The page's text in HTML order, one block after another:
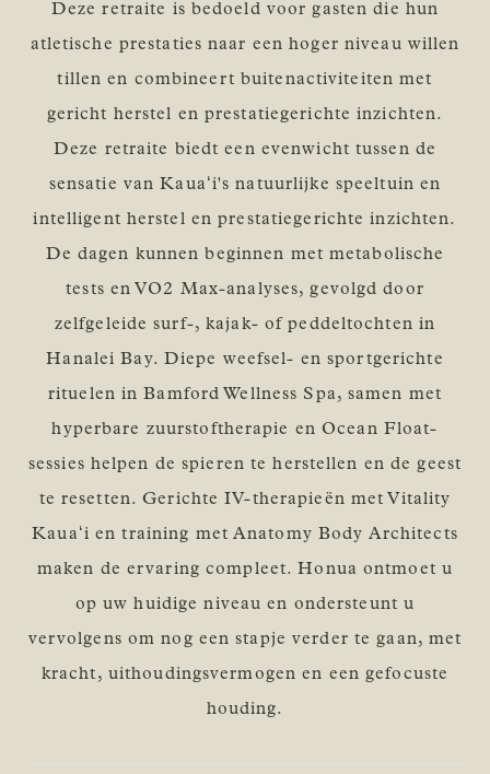
Deze retraite is bedoeld voor gasten die hun
atletische prestaties naar een hoger niveau willen
tillen en combineert buitenactiviteiten met
gericht herstel en prestatiegerichte inzichten.
Deze retraite biedt een evenwicht tussen de
sensatie van Kauaʻi's natuurlijke speeltuin en
intelligent herstel en prestatiegerichte inzichten.
De dagen kunnen beginnen met metabolische
tests en VO2 Max-analyses, gevolgd door
zelfgeleide surf-, kajak- of peddeltochten in
Hanalei Bay. Diepe weefsel- en sportgerichte
rituelen in Bamford Wellness Spa, samen met
hyperbare zuurstoftherapie en Ocean Float-
sessies helpen de spieren te herstellen en de geest
te resetten. Gerichte IV-therapieën met Vitality
Kauaʻi en training met Anatomy Body Architects
maken de ervaring compleet. Honua ontmoet u
op uw huidige niveau en ondersteunt u
vervolgens om nog een stapje verder te gaan, met
kracht, uithoudingsvermogen en een gefocuste
houding.